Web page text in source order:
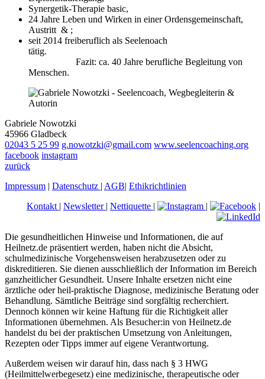
Synergetik-Therapie basic,
24 Jahre Leben und Wirken in einer Ordensgemeinschaft,
Austritt & ;
seit 2014 freiberuflich als Seelenoach
tätig.
Fazit: ca. 40 Jahre berufliche Begleitung von
Menschen.
Gabriele Nowotzki
45966 Gladbeck
02043 5 25 99 g.nowotzki@gmail.com www.seelencoaching.org
facebook instagram
zurück
Impressum | Datenschutz | AGB| Ethikrichtlinien
Kontakt | Newsletter | Nettiquette | | |
Die gesundheitlichen Hinweise und Informationen, die auf
Heilnetz.de präsentiert werden, haben nicht die Absicht,
schulmedizinische Vorgehensweisen herabzusetzen oder zu
diskreditieren. Sie dienen ausschließlich der Information im Bereich
ganzheitlicher Gesundheit. Unsere Inhalte ersetzen nicht eine
ärztliche oder heil-praktische Diagnose, medizinische Beratung oder
Behandlung. Sämtliche Beiträge sind sorgfältig recherchiert.
Dennoch können wir keine Haftung für die Richtigkeit aller
Informationen übernehmen. Als Besucher:in von Heilnetz.de
handelst du bei der praktischen Umsetzung von Anleitungen,
Rezepten oder Tipps immer auf eigene Verantwortung.
Außerdem weisen wir darauf hin, dass nach § 3 HWG
(Heilmittelwerbegesetz) eine medizinische, therapeutische oder